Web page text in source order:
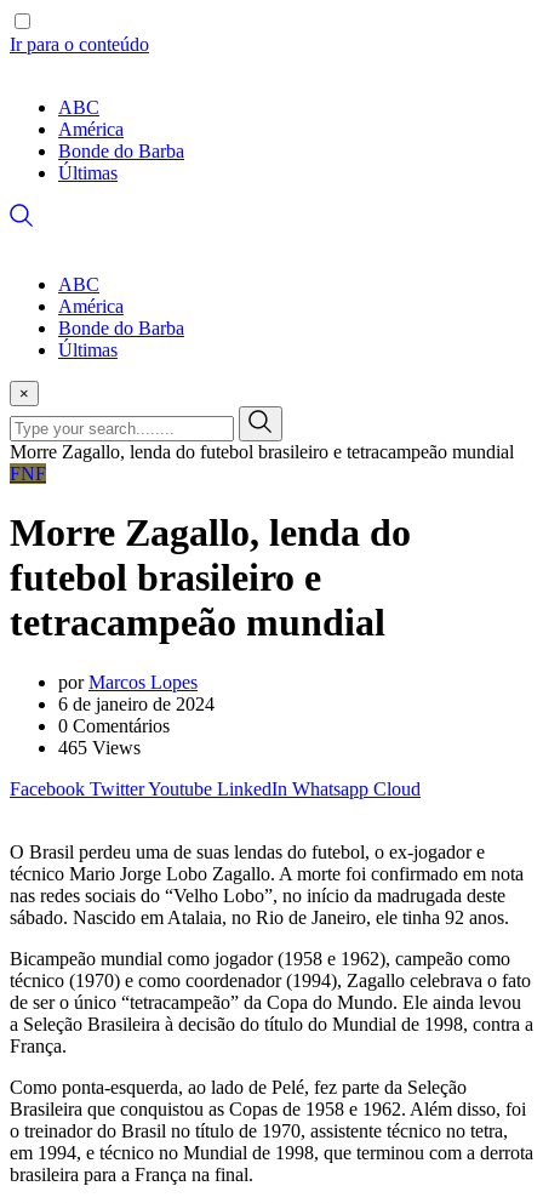
Ir para o conteúdo
ABC
América
Bonde do Barba
Últimas
ABC
América
Bonde do Barba
Últimas
×
Morre Zagallo, lenda do futebol brasileiro e tetracampeão mundial
FNF
Morre Zagallo, lenda do
futebol brasileiro e
tetracampeão mundial
porMarcos Lopes
6 de janeiro de 2024
0 Comentários
465 Views
Facebook TwitterYoutube LinkedIn Whatsapp Cloud
O Brasil perdeu uma de suas lendas do futebol, o ex-jogador e
técnico Mario Jorge Lobo Zagallo. A morte foi confirmado em nota
nas redes sociais do “Velho Lobo”, no início da madrugada deste
sábado. Nascido em Atalaia, no Rio de Janeiro, ele tinha 92 anos.
Bicampeão mundial como jogador (1958 e 1962), campeão como
técnico (1970) e como coordenador (1994), Zagallo celebrava o fato
de ser o único “tetracampeão” da Copa do Mundo. Ele ainda levou
a Seleção Brasileira à decisão do título do Mundial de 1998, contra a
França.
Como ponta-esquerda, ao lado de Pelé, fez parte da Seleção
Brasileira que conquistou as Copas de 1958 e 1962. Além disso, foi
o treinador do Brasil no título de 1970, assistente técnico no tetra,
em 1994, e técnico no Mundial de 1998, que terminou com a derrota
brasileira para a França na final.